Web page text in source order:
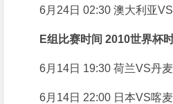
6月24日 02:30 澳大利亚
E组比赛时间 2010世界杯
6月14日 19:30 荷兰VS丹
6月14日 22:00 日本VS喀